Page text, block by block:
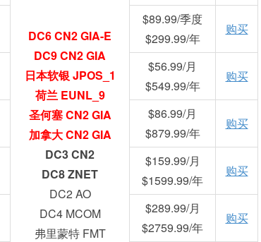
DC6 CN2 GIA-E
DC9 CN2 GIA
日本软银 JPOS_1
荷兰 EUNL_9
圣何塞 CN2 GIA
加拿大 CN2 GIA
DC3 CN2
DC8 ZNET
DC2 AO
DC4 MCOM
弗里蒙特 FMT
$89.99/季度
$299.99/年
购买
$56.99/月
$549.99/年
购买
$86.99/月
$879.99/年
购买
$159.99/月
$1599.99/年
购买
$289.99/月
$2759.99/年
购买